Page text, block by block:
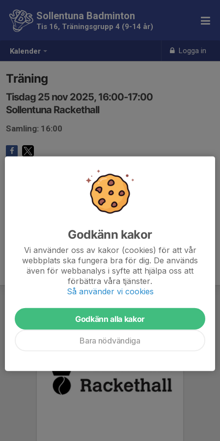
Kalender Logga in
Sollentuna Badminton
Tis 16, Träningsgrupp 4 (9-14 år)
Träning
Tisdag 25 nov 2025, 16:00-17:00
Sollentuna Rackethall
Samling: 16:00
Godkänn kakor
Vi använder oss av kakor (cookies) för att vår
webbplats ska fungera bra för dig. De används
även för webbanalys i syfte att hjälpa oss att
förbättra våra tjänster.
Så använder vi cookies
Godkänn alla kakor
Bara nödvändiga